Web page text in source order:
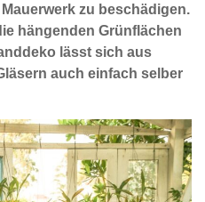
zu beschädigen.
hängenden Grünflächen
lässt sich aus
auch einfach selber